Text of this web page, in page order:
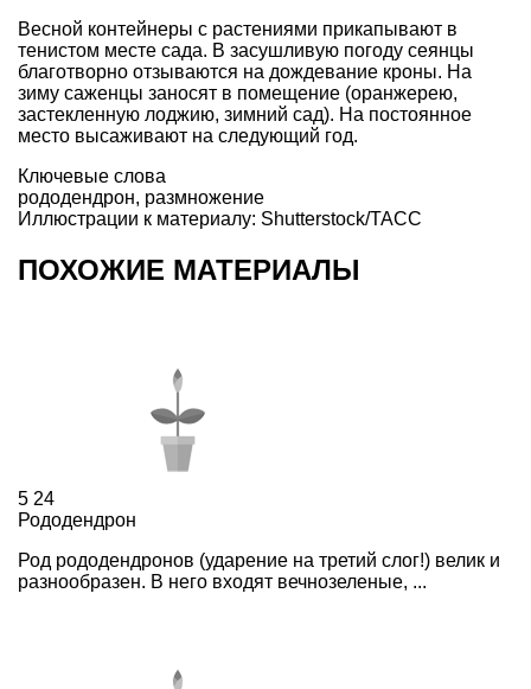
Весной контейнеры с растениями прикапывают в
тенистом месте сада. В засушливую погоду сеянцы
благотворно отзываются на дождевание кроны. На
зиму саженцы заносят в помещение (оранжерею,
застекленную лоджию, зимний сад). На постоянное
место высаживают на следующий год.
Ключевые слова
рододендрон, размножение
Иллюстрации к материалу: Shutterstock/ТАСС
ПОХОЖИЕ МАТЕРИАЛЫ
5 24
Рододендрон
Род рододендронов (ударение на третий слог!) велик и
разнообразен. В него входят вечнозеленые, ...